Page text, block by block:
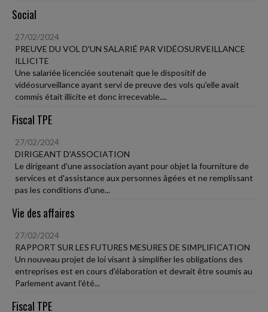
Social
27/02/2024
PREUVE DU VOL D'UN SALARIÉ PAR VIDÉOSURVEILLANCE
ILLICITE
Une salariée licenciée soutenait que le dispositif de
vidéosurveillance ayant servi de preuve des vols qu'elle avait
commis était illicite et donc irrecevable....
Fiscal TPE
27/02/2024
DIRIGEANT D'ASSOCIATION
Le dirigeant d'une association ayant pour objet la fourniture de
services et d'assistance aux personnes âgées et ne remplissant
pas les conditions d'une...
Vie des affaires
27/02/2024
RAPPORT SUR LES FUTURES MESURES DE SIMPLIFICATION
Un nouveau projet de loi visant à simplifier les obligations des
entreprises est en cours d'élaboration et devrait être soumis au
Parlement avant l'été...
Fiscal TPE